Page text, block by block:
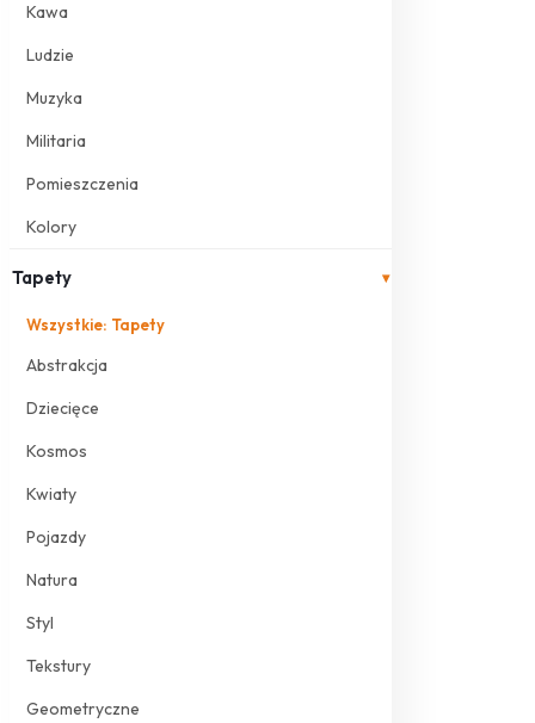
Kawa
Ludzie
Muzyka
Militaria
Pomieszczenia
Kolory
Tapety ▾
Wszystkie: Tapety
Abstrakcja
Dziecięce
Kosmos
Kwiaty
Pojazdy
Natura
Styl
Tekstury
Geometryczne